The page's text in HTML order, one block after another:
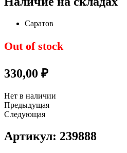
Саратов
Out of stock
330,00 ₽
Нет в наличии
Предыдущая
Следующая
Артикул: 239888